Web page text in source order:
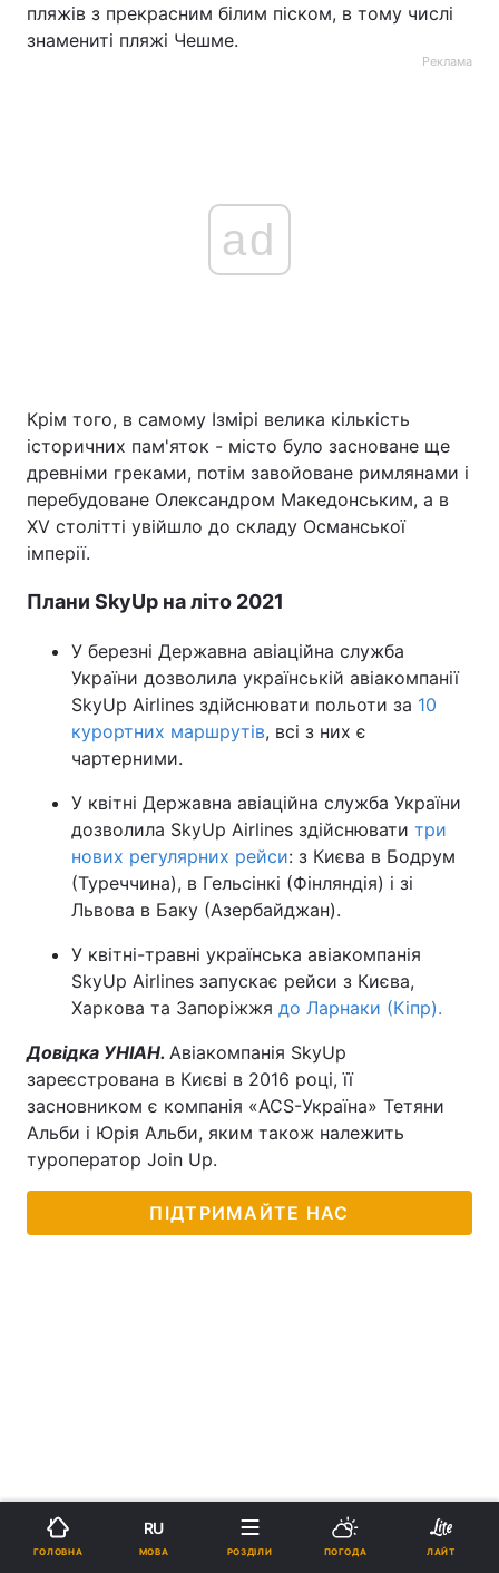
пляжів з прекрасним білим піском, в тому числі
знамениті пляжі Чешме.
Реклама
ad
Крім того, в самому Ізмірі велика кількість
історичних пам'яток - місто було засноване ще
древніми греками, потім завойоване римлянами і
перебудоване Олександром Македонським, а в
XV столітті увійшло до складу Османської
імперії.
Плани SkyUp на літо 2021
У березні Державна авіаційна служба
України дозволила українській авіакомпанії
SkyUp Airlines здійснювати польоти за 10
курортних маршрутів, всі з них є
чартерними.
У квітні Державна авіаційна служба України
дозволила SkyUp Airlines здійснювати три
нових регулярних рейси: з Києва в Бодрум
(Туреччина), в Гельсінкі (Фінляндія) і зі
Львова в Баку (Азербайджан).
У квітні-травні українська авіакомпанія
SkyUp Airlines запускає рейси з Києва,
Харкова та Запоріжжя до Ларнаки (Кіпр).
Довідка УНІАН. Авіакомпанія SkyUp
зареєстрована в Києві в 2016 році, її
засновником є компанія «ACS-Україна» Тетяни
Альби і Юрія Альби, яким також належить
туроператор Join Up.
ПІДТРИМАЙТЕ НАС
ГОЛОВНА
RU
МОВА РОЗДІЛИ ПОГОДА ЛАЙТ